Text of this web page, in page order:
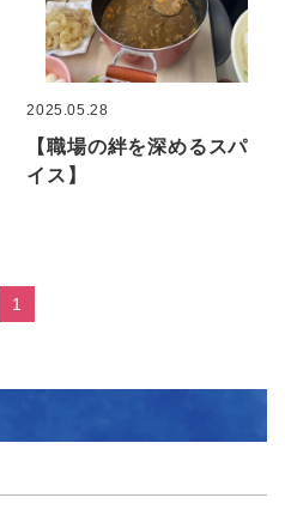
2025.05.28
【職場の絆を深めるスパ
イス】
1